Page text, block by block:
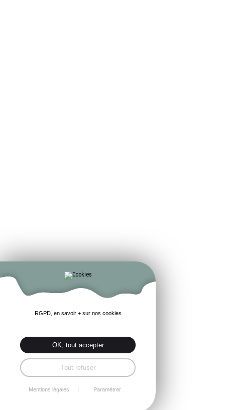
RGPD, en savoir + sur nos cookies
OK, tout accepter
Tout refuser
Mentions légales Paramétrer